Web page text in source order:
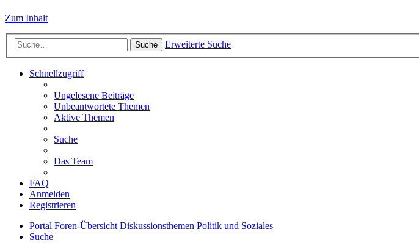
Zum Inhalt
Suche Erweiterte Suche
Schnellzugriff
Ungelesene Beiträge
Unbeantwortete Themen
Aktive Themen
Suche
Das Team
FAQ
Anmelden
Registrieren
Portal Foren-Übersicht Diskussionsthemen Politik und Soziales
Suche